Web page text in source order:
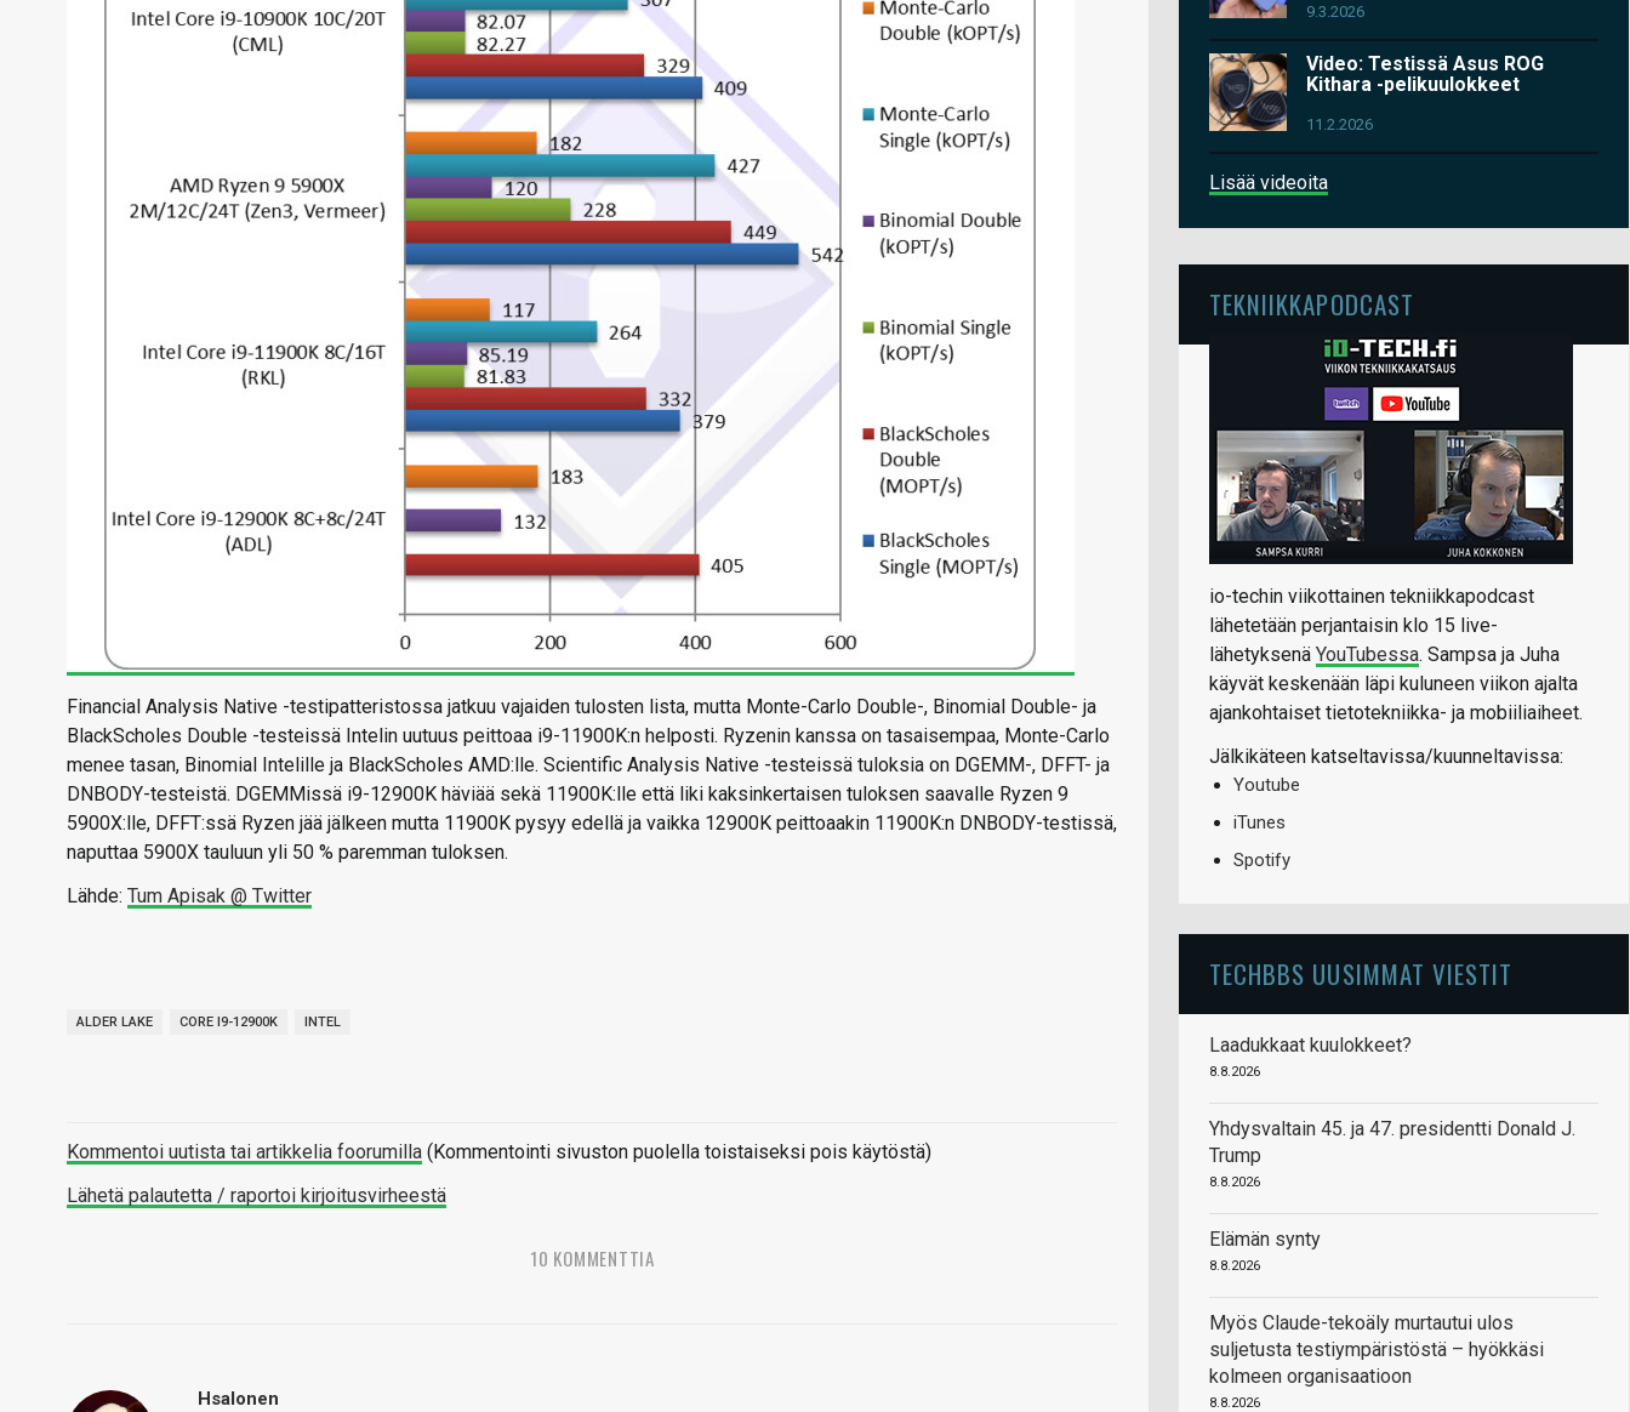
Financial Analysis Native -testipatteristossa jatkuu vajaiden tulosten lista, mutta Monte-Carlo Double-, Binomial Double- ja
BlackScholes Double -testeissä Intelin uutuus peittoaa i9-11900K:n helposti. Ryzenin kanssa on tasaisempaa, Monte-Carlo
menee tasan, Binomial Intelille ja BlackScholes AMD:lle. Scientific Analysis Native -testeissä tuloksia on DGEMM-, DFFT- ja
DNBODY-testeistä. DGEMMissä i9-12900K häviää sekä 11900K:lle että liki kaksinkertaisen tuloksen saavalle Ryzen 9
5900X:lle, DFFT:ssä Ryzen jää jälkeen mutta 11900K pysyy edellä ja vaikka 12900K peittoaakin 11900K:n DNBODY-testissä,
naputtaa 5900X tauluun yli 50 % paremman tuloksen.
Lähde: Tum Apisak @ Twitter
ALDER LAKE CORE I9-12900K INTEL
Kommentoi uutista tai artikkelia foorumilla (Kommentointi sivuston puolella toistaiseksi pois käytöstä)
Lähetä palautetta / raportoi kirjoitusvirheestä
10 KOMMENTTIA
Hsalonen
9.3.2026
Video: Testissä Asus ROG
Kithara -pelikuulokkeet
11.2.2026
Lisää videoita
TEKNIIKKAPODCAST
io-techin viikottainen tekniikkapodcast
lähetetään perjantaisin klo 15 live-
lähetyksenä YouTubessa. Sampsa ja Juha
käyvät keskenään läpi kuluneen viikon ajalta
ajankohtaiset tietotekniikka- ja mobiiliaiheet.
Jälkikäteen katseltavissa/kuunneltavissa:
Youtube
iTunes
Spotify
TECHBBS UUSIMMAT VIESTIT
Laadukkaat kuulokkeet?
8.8.2026
Yhdysvaltain 45. ja 47. presidentti Donald J.
Trump
8.8.2026
Elämän synty
8.8.2026
Myös Claude-tekoäly murtautui ulos
suljetusta testiympäristöstä – hyökkäsi
kolmeen organisaatioon
8.8.2026